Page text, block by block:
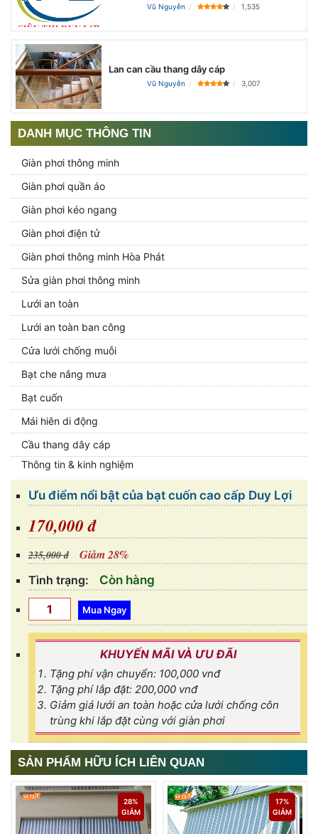
Vũ Nguyễn 1,535
Lan can cầu thang dây cáp
Vũ Nguyễn 3,007
DANH MỤC THÔNG TIN
Giàn phơi thông minh
Giàn phơi quần áo
Giàn phơi kéo ngang
Giàn phơi điện tử
Giàn phơi thông minh Hòa Phát
Sửa giàn phơi thông minh
Lưới an toàn
Lưới an toàn ban công
Cửa lưới chống muỗi
Bạt che nắng mưa
Bạt cuốn
Mái hiên di động
Cầu thang dây cáp
Thông tin & kinh nghiệm
Ưu điểm nổi bật của bạt cuốn cao cấp Duy Lợi
170,000 đ
235,000 đ Giảm 28%
Tình trạng: Còn hàng
KHUYẾN MÃI VÀ ƯU ĐÃI
Tặng phí vận chuyển: 100,000 vnđ
Tặng phí lắp đặt: 200,000 vnđ
Giảm giá lưới an toàn hoặc cửa lưới chống côn
trùng khi lắp đặt cùng với giàn phơi
SẢN PHẨM HỮU ÍCH LIÊN QUAN
28%
GIẢM
17%
GIẢM